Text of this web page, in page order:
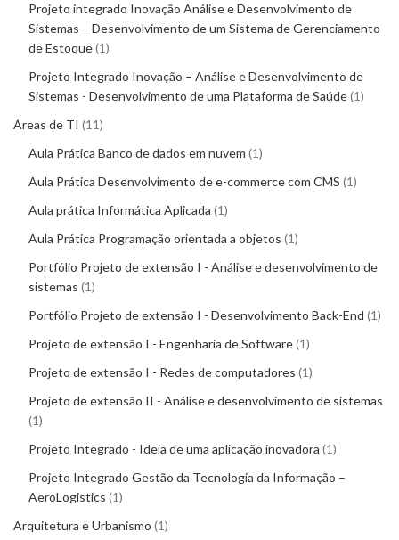
Projeto integrado Inovação Análise e Desenvolvimento de
Sistemas – Desenvolvimento de um Sistema de Gerenciamento
de Estoque 1
Projeto Integrado Inovação – Análise e Desenvolvimento de
Sistemas - Desenvolvimento de uma Plataforma de Saúde 1
Áreas de TI 11
Aula Prática Banco de dados em nuvem 1
Aula Prática Desenvolvimento de e-commerce com CMS 1
Aula prática Informática Aplicada 1
Aula Prática Programação orientada a objetos 1
Portfólio Projeto de extensão I - Análise e desenvolvimento de
sistemas 1
Portfólio Projeto de extensão I - Desenvolvimento Back-End 1
Projeto de extensão I - Engenharia de Software 1
Projeto de extensão I - Redes de computadores 1
Projeto de extensão II - Análise e desenvolvimento de sistemas
1
Projeto Integrado - Ideia de uma aplicação inovadora 1
Projeto Integrado Gestão da Tecnologia da Informação –
AeroLogistics 1
Arquitetura e Urbanismo 1